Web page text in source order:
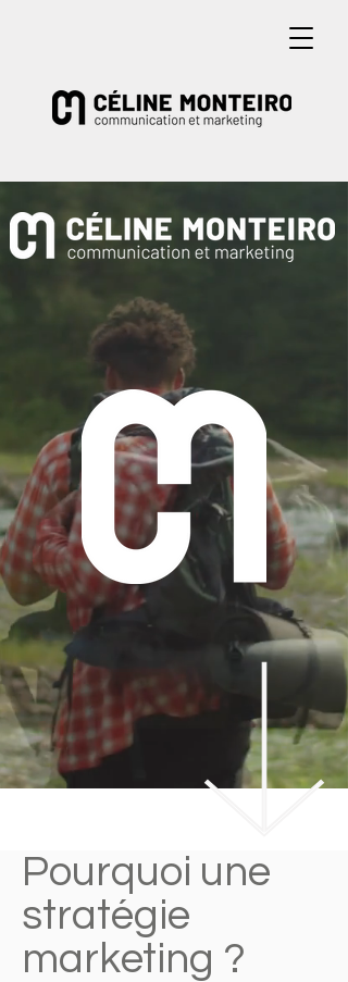
Pourquoi une
stratégie
marketing ?